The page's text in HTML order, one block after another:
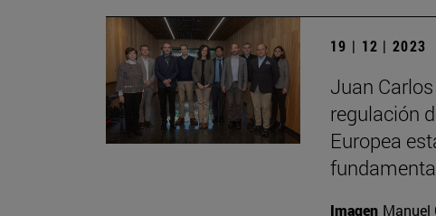
19 | 12 | 2023
Juan
regulación
Europea
Imagen Manuel